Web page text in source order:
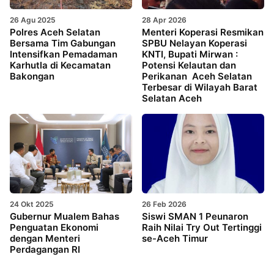
26 Agu 2025
Polres Aceh Selatan
Bersama Tim Gabungan
Intensifkan Pemadaman
Karhutla di Kecamatan
Bakongan
28 Apr 2026
Menteri Koperasi Resmikan
SPBU Nelayan Koperasi
KNTI, Bupati Mirwan :
Potensi Kelautan dan
Perikanan Aceh Selatan
Terbesar di Wilayah Barat
Selatan Aceh
24 Okt 2025
Gubernur Mualem Bahas
Penguatan Ekonomi
dengan Menteri
Perdagangan RI
26 Feb 2026
Siswi SMAN 1 Peunaron
Raih Nilai Try Out Tertinggi
se-Aceh Timur